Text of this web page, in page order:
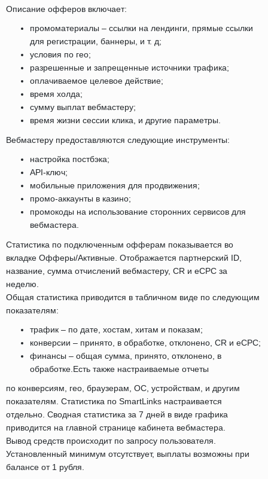
Описание офферов включает:
промоматериалы – ссылки на лендинги, прямые ссылки
для регистрации, баннеры, и т. д;
условия по гео;
разрешенные и запрещенные источники трафика;
оплачиваемое целевое действие;
время холда;
сумму выплат вебмастеру;
время жизни сессии клика, и другие параметры.
Вебмастеру предоставляются следующие инструменты:
настройка постбэка;
API-ключ;
мобильные приложения для продвижения;
промо-аккаунты в казино;
промокоды на использование сторонних сервисов для
вебмастера.
Статистика по подключенным офферам показывается во
вкладке Офферы/Активные. Отображается партнерский ID,
название, сумма отчислений вебмастеру, CR и eCPC за
неделю.
Общая статистика приводится в табличном виде по следующим
показателям:
трафик – по дате, хостам, хитам и показам;
конверсии – принято, в обработке, отклонено, CR и eCPC;
финансы – общая сумма, принято, отклонено, в
обработке.Есть также настраиваемые отчеты
по конверсиям, гео, браузерам, ОС, устройствам, и другим
показателям. Статистика по SmartLinks настраивается
отдельно. Сводная статистика за 7 дней в виде графика
приводится на главной странице кабинета вебмастера.
Вывод средств происходит по запросу пользователя.
Установленный минимум отсутствует, выплаты возможны при
балансе от 1 рубля.